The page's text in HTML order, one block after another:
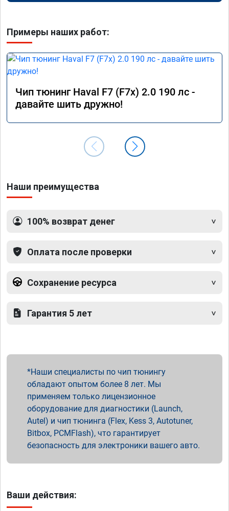
Примеры наших работ:
Чип тюнинг Haval F7 (F7x) 2.0 190 лс -
давайте шить дружно!
Наши преимущества
100% возврат денег
Оплата после проверки
Сохранение ресурса
Гарантия 5 лет
Наши специалисты по чип тюнингу
обладают опытом более 8 лет. Мы
применяем только лицензионное
оборудование для диагностики (Launch,
Autel) и чип тюнинга (Flex, Kess 3, Autotuner,
Bitbox, PCMFlash), что гарантирует
безопасность для электроники вашего авто.
Ваши действия: